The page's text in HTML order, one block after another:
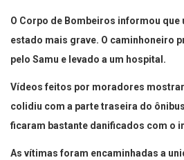
O Corpo de Bombeiros informou que
estado mais grave. O caminhoneiro
pelo Samu e levado a um hospital.
Vídeos feitos por moradores
colidiu com a parte traseira do
ficaram bastante danificados com o
As vítimas foram encaminhadas a